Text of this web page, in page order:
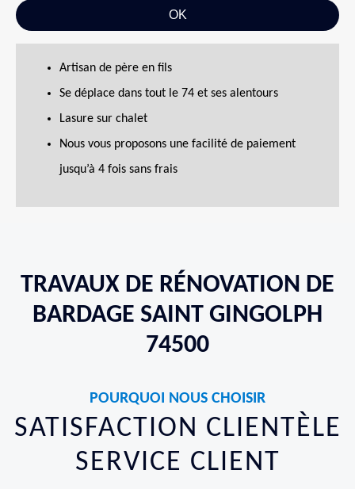
Artisan de père en fils
Se déplace dans tout le 74 et ses alentours
Lasure sur chalet
Nous vous proposons une facilité de paiement
jusqu’à 4 fois sans frais
TRAVAUX DE RÉNOVATION DE
BARDAGE SAINT GINGOLPH
74500
POURQUOI NOUS CHOISIR
SATISFACTION CLIENTÈLE
SERVICE CLIENT